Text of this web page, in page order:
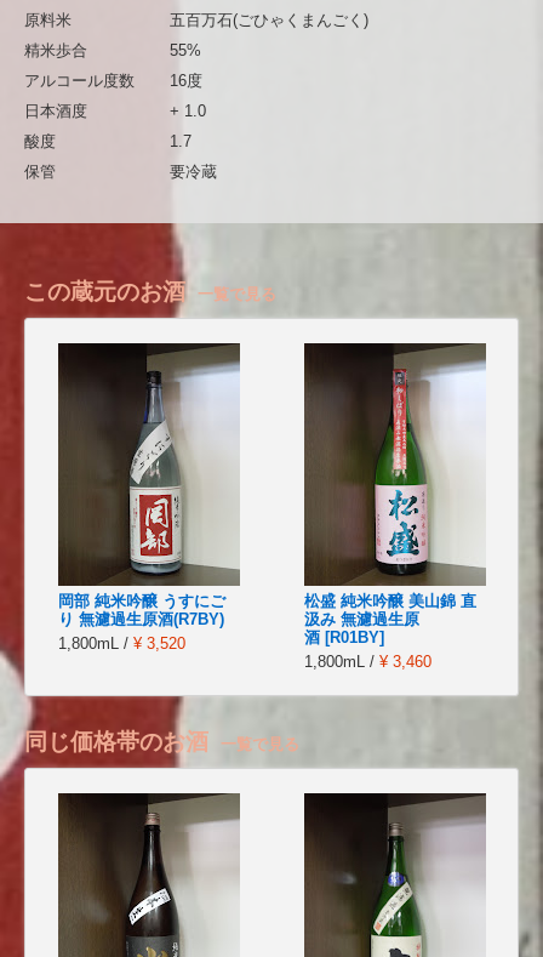
原料米
五百万石(ごひゃくまんごく)
精米歩合
55%
アルコール度数
16度
日本酒度
+ 1.0
酸度
1.7
保管
要冷蔵
この蔵元のお酒 一覧で見る
岡部 純米吟醸 うすにご
り 無濾過生原酒(R7BY)
1,800mL / ¥ 3,520
松盛 純米吟醸 美山錦 直
汲み 無濾過生原
酒 [R01BY]
1,800mL / ¥ 3,460
同じ価格帯のお酒 一覧で見る